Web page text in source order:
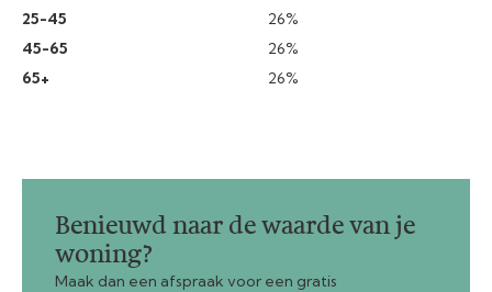
25-45
26%
45-65
26%
65+
26%
Benieuwd naar de waarde van je
woning?
Maak dan een afspraak voor een gratis